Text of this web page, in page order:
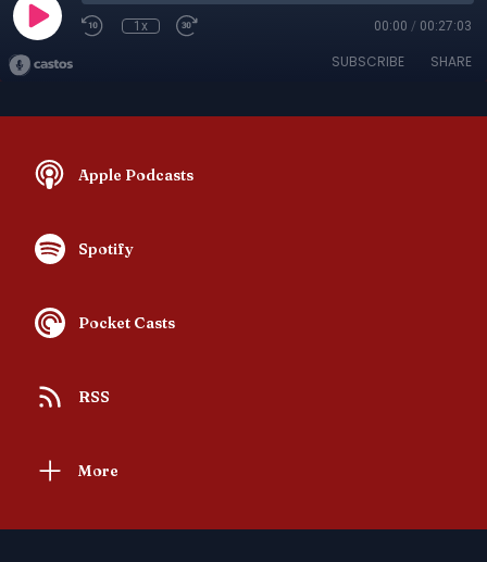
1x 00:00 / 00:27:03
SUBSCRIBE SHARE
Apple Podcasts
Spotify
Pocket Casts
RSS
More